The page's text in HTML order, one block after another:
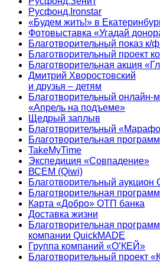
Русфонд.Ironstar
«Будем жить!» в
Фотовыставка «Угадай
Благотворительный показ
Благотворительный проект
Благотворительная акция
Дмитрий Хворостовский
и друзья – детям
Благотворительный
«Апрель на подъеме»
Щедрый заплыв
Благотворительный
Благотворительная
TakeMyTime
Экспедиция «Совпадение»
ВСЕМ (Qiwi)
Благотворительный
Благотворительная
Карта «Добро» ОТП банка
Доставка жизни
Благотворительная
компании QuickMADE
Группа компаний «О’КЕЙ»
Благотворительный проект